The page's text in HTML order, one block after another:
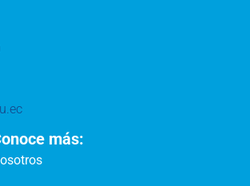
más: